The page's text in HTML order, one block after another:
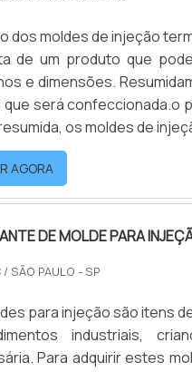
dos moldes de injeção
de um produto que
e dimensões.
que será confeccionada.o
os moldes de
derretido, mantendo as
Após resfriar, a
AGORA
DE MOLDE PARA
/ SÃO PAULO - SP
para injeção são itens
industriais,
Para adquirir estes